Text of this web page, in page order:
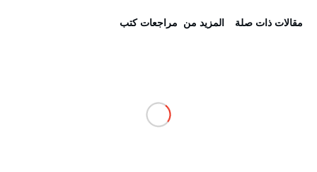
‫مقالات ذات صلة‬ ‫المزيد من ‬ مراجعات كتب